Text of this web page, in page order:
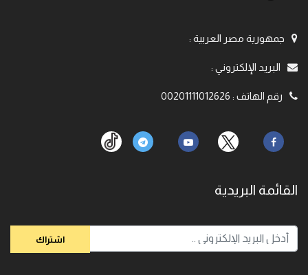
جمهورية مصر العربية :
البريد الإلكتروني :
رقم الهاتف :
00201111012626
القائمة البريدية